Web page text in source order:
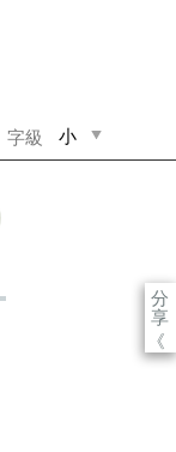
字級 小
分
享
《